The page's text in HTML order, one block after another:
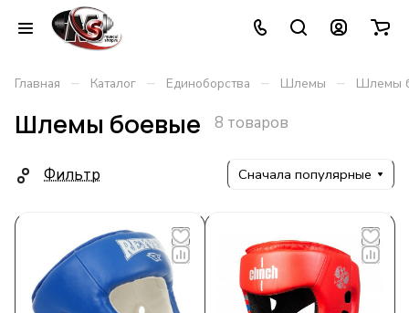
Главная – Каталог – Единоборства – Шлемы – Шлемы
Шлемы боевые 8 товаров
Фильтр Сначала популярные